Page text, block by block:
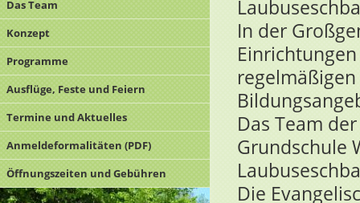
Das Team
Konzept
Programme
Ausflüge, Feste und Feiern
Termine und Aktuelles
Anmeldeformalitäten (PDF)
Öffnungszeiten und Gebühren
In der
Das Team
Grundschule
Die